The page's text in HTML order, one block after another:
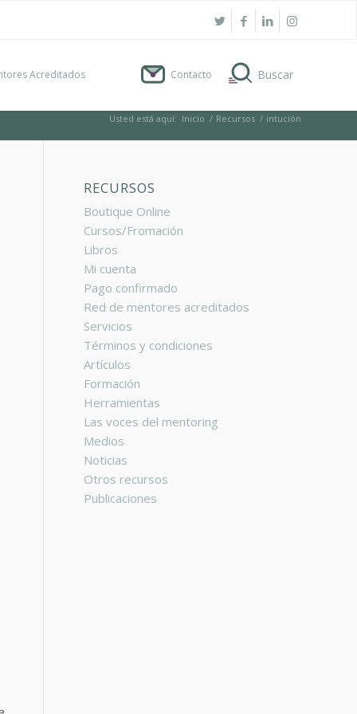
Acreditados Contacto
Usted está aquí: Inicio / Recursos / intución
RECURSOS
Boutique Online
Cursos/Fromación
Libros
Mi cuenta
Pago confirmado
Red de mentores acreditados
Servicios
Términos y condiciones
Artículos
Formación
Herramientas
Las voces del mentoring
Medios
Noticias
Otros recursos
Publicaciones